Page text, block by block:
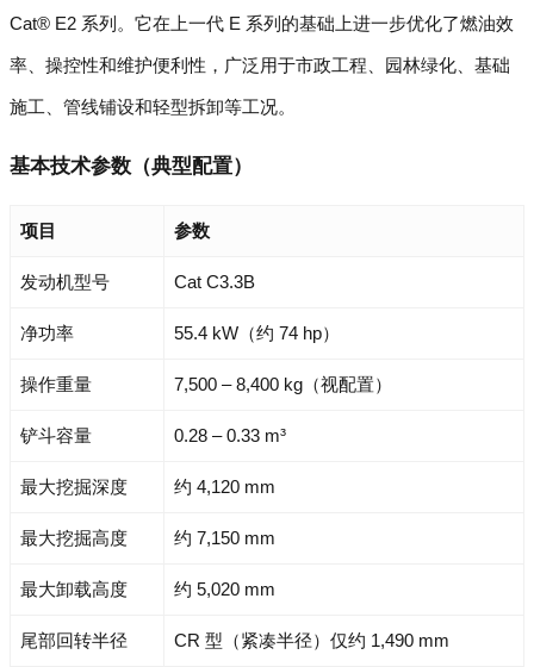
Cat® E2 系列。它在上一代 E 系列的基础上进一步优化了燃油效
率、操控性和维护便利性，广泛用于市政工程、园林绿化、基础
施工、管线铺设和轻型拆卸等工况。
基本技术参数（典型配置）
项目 参数
发动机型号 Cat C3.3B
净功率 55.4 kW（约 74 hp）
操作重量 7,500 – 8,400 kg（视配置）
铲斗容量 0.28 – 0.33 m³
最大挖掘深度 约 4,120 mm
最大挖掘高度 约 7,150 mm
最大卸载高度 约 5,020 mm
尾部回转半径 CR 型（紧凑半径）仅约 1,490 mm